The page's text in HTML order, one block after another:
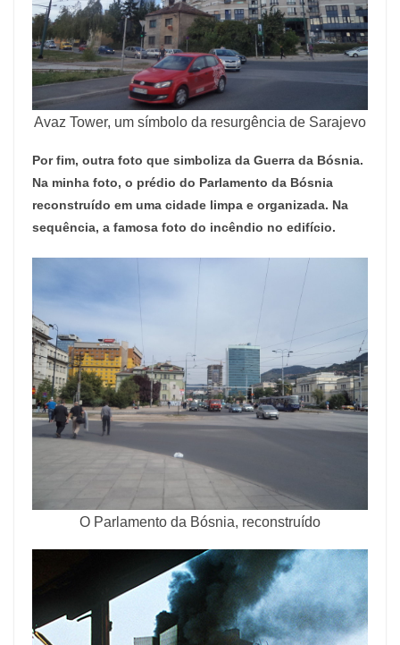
Avaz Tower, um símbolo da resurgência de Sarajevo
Por fim, outra foto que simboliza da Guerra da Bósnia.
Na minha foto, o prédio do Parlamento da Bósnia
reconstruído em uma cidade limpa e organizada. Na
sequência, a famosa foto do incêndio no edifício.
O Parlamento da Bósnia, reconstruído